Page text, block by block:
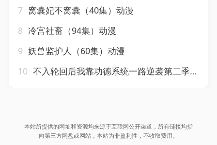
7 窝囊妃不窝囊（40集）动漫
8 冷宫社畜（94集）动漫
9 妖兽监护人（60集）动漫
10 不入轮回后我靠功德系统一路逆袭第二季（74集）动漫
本站所提供的网址和资源均来源于互联网公开渠道，所有链接均指
向第三方网盘或网站，本站为非盈利性，不收取费用。